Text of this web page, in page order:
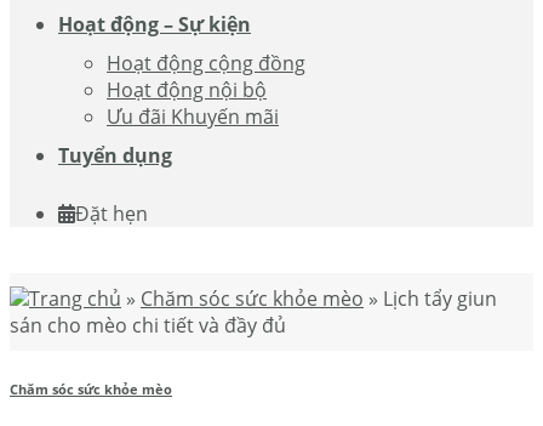
Hoạt động – Sự kiện
Hoạt động cộng đồng
Hoạt động nội bộ
Ưu đãi Khuyến mãi
Tuyển dụng
Đặt hẹn
Trang chủ » Chăm sóc sức khỏe mèo » Lịch tẩy giun
sán cho mèo chi tiết và đầy đủ
Chăm sóc sức khỏe mèo